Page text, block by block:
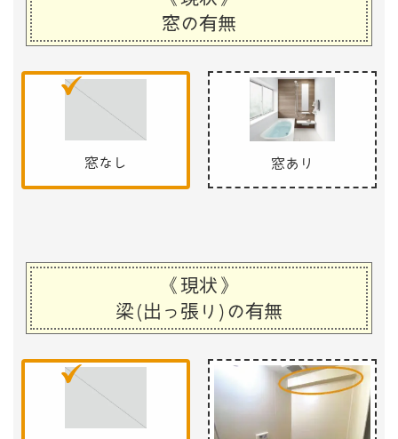
窓の有無
窓なし 窓あり
《現状》
梁(出っ張り)の有無